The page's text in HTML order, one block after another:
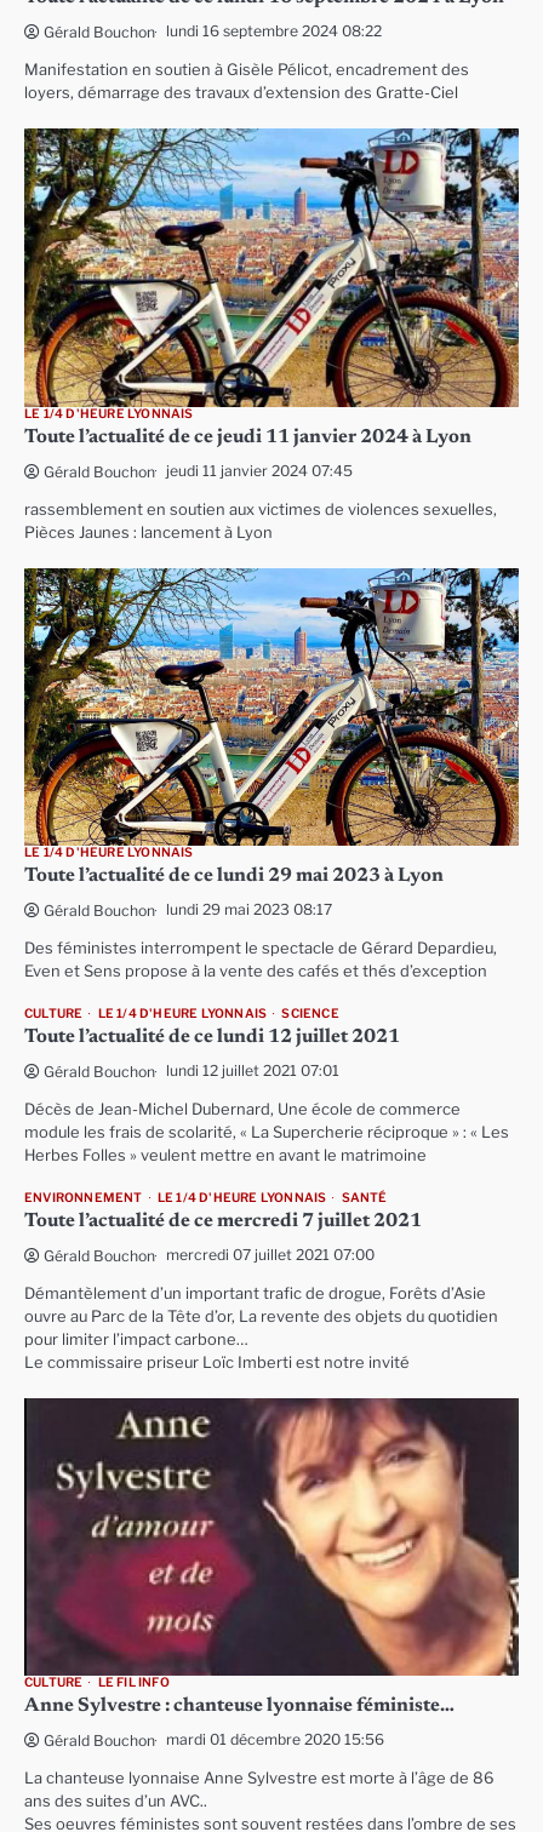
Gérald Bouchon lundi 16 septembre 2024 08:22
Manifestation en soutien à Gisèle Pélicot, encadrement des
loyers, démarrage des travaux d’extension des Gratte-Ciel
LE 1/4 D'HEURE LYONNAIS
Toute l’actualité de ce jeudi 11 janvier 2024 à Lyon
Gérald Bouchon jeudi 11 janvier 2024 07:45
rassemblement en soutien aux victimes de violences sexuelles,
Pièces Jaunes : lancement à Lyon
LE 1/4 D'HEURE LYONNAIS
Toute l’actualité de ce lundi 29 mai 2023 à Lyon
Gérald Bouchon lundi 29 mai 2023 08:17
Des féministes interrompent le spectacle de Gérard Depardieu,
Even et Sens propose à la vente des cafés et thés d’exception
CULTURE LE 1/4 D'HEURE LYONNAIS SCIENCE
Toute l’actualité de ce lundi 12 juillet 2021
Gérald Bouchon lundi 12 juillet 2021 07:01
Décès de Jean-Michel Dubernard, Une école de commerce
module les frais de scolarité, « La Supercherie réciproque » : « Les
Herbes Folles » veulent mettre en avant le matrimoine
ENVIRONNEMENT LE 1/4 D'HEURE LYONNAIS SANTÉ
Toute l’actualité de ce mercredi 7 juillet 2021
Gérald Bouchon mercredi 07 juillet 2021 07:00
Démantèlement d’un important trafic de drogue, Forêts d’Asie
ouvre au Parc de la Tête d’or, La revente des objets du quotidien
pour limiter l’impact carbone…
Le commissaire priseur Loïc Imberti est notre invité
CULTURE LE FIL INFO
Anne Sylvestre : chanteuse lyonnaise féministe…
Gérald Bouchon mardi 01 décembre 2020 15:56
La chanteuse lyonnaise Anne Sylvestre est morte à l’âge de 86
ans des suites d’un AVC..
Ses oeuvres féministes sont souvent restées dans l’ombre de ses